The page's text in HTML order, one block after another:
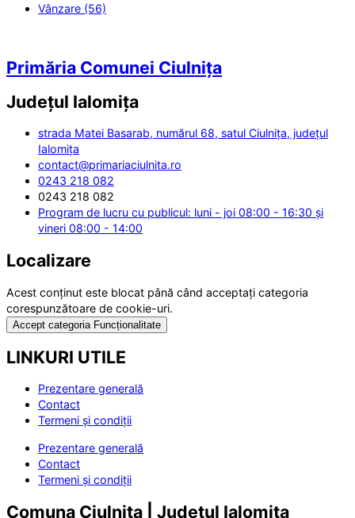
Vânzare (56)
Primăria Comunei Ciulnița
Județul Ialomița
strada Matei Basarab, numărul 68, satul Ciulnița, județul
Ialomița
contact@primariaciulnita.ro
0243 218 082
0243 218 082
Program de lucru cu publicul: luni - joi 08:00 - 16:30 și
vineri 08:00 - 14:00
Localizare
Acest conținut este blocat până când acceptați categoria
corespunzătoare de cookie-uri.
Accept categoria Funcționalitate
LINKURI UTILE
Prezentare generală
Contact
Termeni și condiții
Prezentare generală
Contact
Termeni și condiții
Comuna Ciulnița | Județul Ialomița